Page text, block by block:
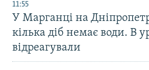
11:55
У Марганці на
кілька діб немає води. В
відреагували